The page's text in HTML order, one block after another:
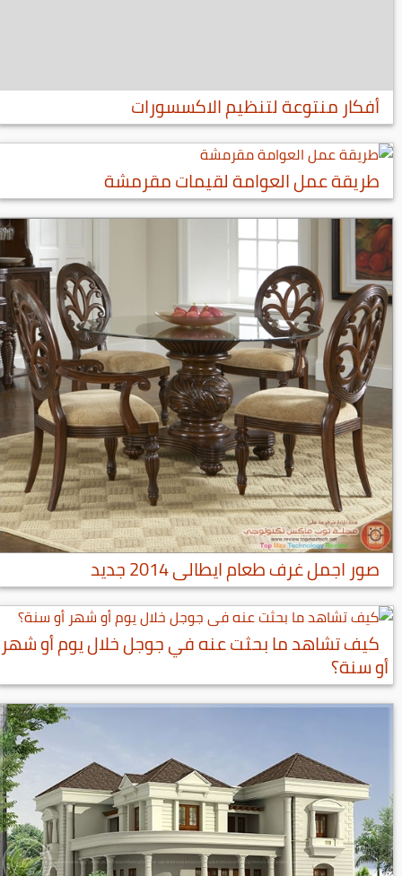
أفكار منتوعة لتنظيم الاكسسورات
طريقة عمل العوامة لقيمات مقرمشة
صور اجمل غرف طعام ايطالى 2014 جديد
كيف تشاهد ما بحثت عنه في جوجل خلال يوم أو شهر
أو سنة؟